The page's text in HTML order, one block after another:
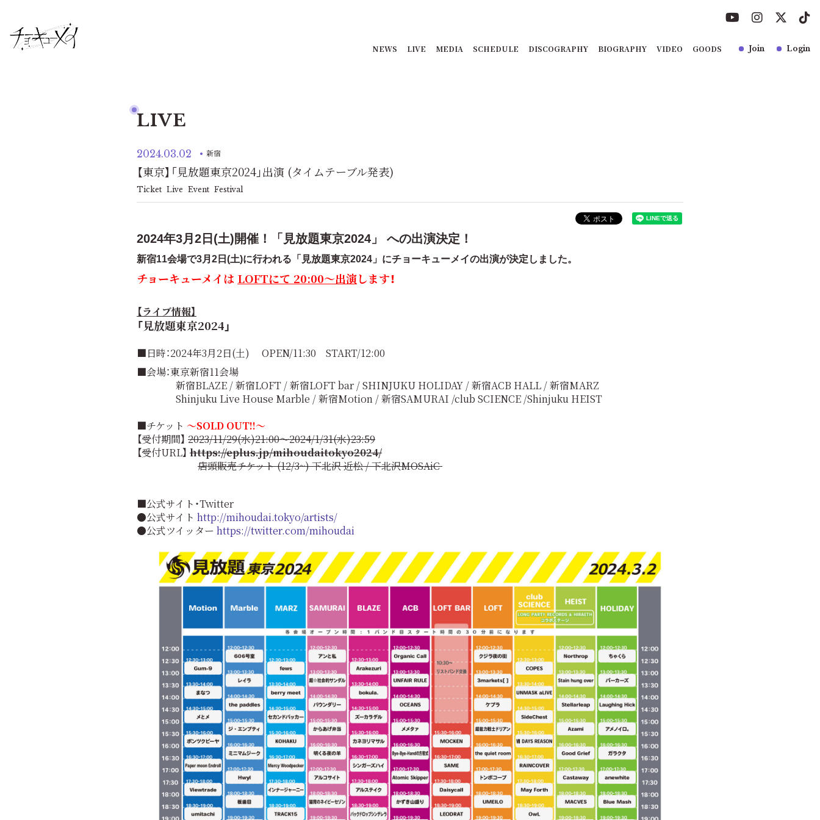
NEWS LIVE MEDIA SCHEDULE DISCOGRAPHY BIOGRAPHY VIDEO GOODS Join Login
LIVE
2024.03.02 新宿
【東京】「見放題東京2024」出演 (タイムテーブル発表)
Ticket Live Event Festival
2024年3月2日(土)開催！「見放題東京2024」 への出演決定！
新宿11会場で3月2日(土)に行われる「見放題東京2024」にチョーキューメイの出演が決定しました。
チョーキューメイは LOFTにて 20:00～出演します！
【ライブ情報】
「見放題東京2024」
■日時：2024年3月2日(土) OPEN/11:30 START/12:00
■会場：東京新宿11会場
新宿BLAZE / 新宿LOFT / 新宿LOFT bar / SHINJUKU HOLIDAY / 新宿ACB HALL / 新宿MARZ
Shinjuku Live House Marble / 新宿Motion / 新宿SAMURAI /club SCIENCE /Shinjuku HEIST
■チケット ～SOLD OUT!!～
【受付期間】 2023/11/29(水)21:00～2024/1/31(水)23:59
【受付URL】 https://eplus.jp/mihoudaitokyo2024/
店頭販売チケット (12/3~) 下北沢 近松 / 下北沢MOSAiC
■公式サイト・Twitter
●公式サイト http://mihoudai.tokyo/artists/
●公式ツイッター https://twitter.com/mihoudai